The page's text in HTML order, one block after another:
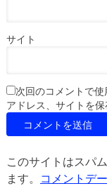
サイト
次回のコメントで
アドレス、サイトを保
このサイトはスパ
ます。
コメントデ